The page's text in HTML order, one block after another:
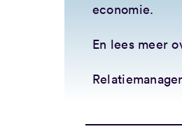
economie.
En lees meer
Relatiemanager